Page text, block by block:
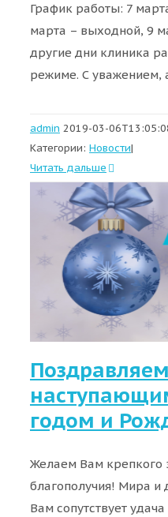
График работы: 7
марта – выходной, 9
другие дни клиника
режиме. С уважением,
admin 2019-03-
Категории: Новости|
Читать дальше
годом и
Желаем Вам крепкого
благополучия! Мира и
Вам сопутствует